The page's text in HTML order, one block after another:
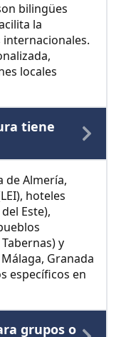
bilingües
la
locales
tiene
de Almería,
hoteles
Este),
y
Granada
específicos en
grupos o